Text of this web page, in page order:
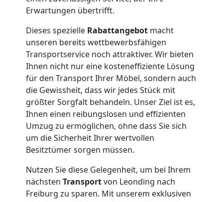
Erwartungen übertrifft.
Dieses spezielle Rabattangebot macht
unseren bereits wettbewerbsfähigen
Transportservice noch attraktiver. Wir bieten
Ihnen nicht nur eine kosteneffiziente Lösung
für den Transport Ihrer Möbel, sondern auch
die Gewissheit, dass wir jedes Stück mit
größter Sorgfalt behandeln. Unser Ziel ist es,
Ihnen einen reibungslosen und effizienten
Umzug zu ermöglichen, ohne dass Sie sich
um die Sicherheit Ihrer wertvollen
Besitztümer sorgen müssen.
Nutzen Sie diese Gelegenheit, um bei Ihrem
nächsten Transportvon Leonding nach
Freiburg zu sparen. Mit unserem exklusiven
Full-
Service-
Umzug
Leonding
Qualitäts-
Umzüge
Leonding